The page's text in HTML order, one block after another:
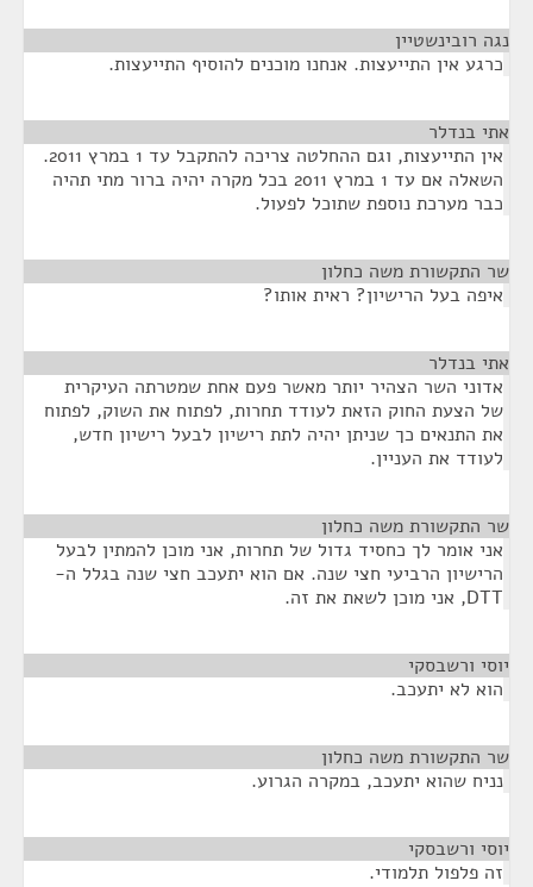
נגה רובינשטיין
כרגע אין התייעצות. אנחנו מוכנים להוסיף התייעצות.
אתי בנדלר
אין התייעצות, וגם ההחלטה צריכה להתקבל עד 1 במרץ 2011.
השאלה אם עד 1 במרץ 2011 בכל מקרה יהיה ברור מתי תהיה
כבר מערכת נוספת שתוכל לפעול.
שר התקשורת משה כחלון
איפה בעל הרישיון? ראית אותו?
אתי בנדלר
אדוני השר הצהיר יותר מאשר פעם אחת שמטרתה העיקרית
של הצעת החוק הזאת לעודד תחרות, לפתוח את השוק, לפתוח
את התנאים כך שניתן יהיה לתת רישיון לבעל רישיון חדש,
לעודד את העניין.
שר התקשורת משה כחלון
אני אומר לך כחסיד גדול של תחרות, אני מוכן להמתין לבעל
הרישיון הרביעי חצי שנה. אם הוא יתעכב חצי שנה בגלל ה-
DTT, אני מוכן לשאת את זה.
יוסי ורשבסקי
הוא לא יתעכב.
שר התקשורת משה כחלון
נניח שהוא יתעכב, במקרה הגרוע.
יוסי ורשבסקי
זה פלפול תלמודי.